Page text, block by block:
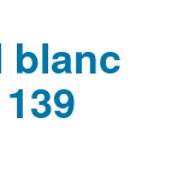
blanc